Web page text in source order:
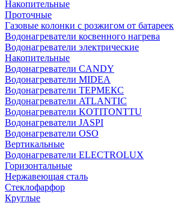
Накопительные
Проточные
Газовые колонки с розжигом от батареек
Водонагреватели косвенного нагрева
Водонагреватели электрические
Накопительные
Водонагреватели CANDY
Водонагреватели MIDEA
Водонагреватели ТЕРМЕКС
Водонагреватели ATLANTIC
Водонагреватели KOTITONTTU
Водонагреватели JASPI
Водонагреватели OSO
Вертикальные
Водонагреватели ELECTROLUX
Горизонтальные
Нержавеющая сталь
Стеклофарфор
Круглые